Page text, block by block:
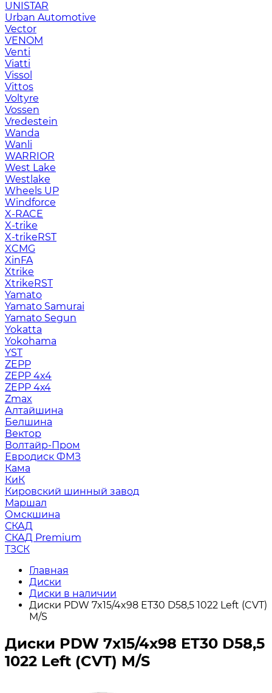
UNISTAR
Urban Automotive
Vector
VENOM
Venti
Viatti
Vissol
Vittos
Voltyre
Vossen
Vredestein
Wanda
Wanli
WARRIOR
West Lake
Westlake
Wheels UP
Windforce
X-RACE
X-trike
X-trikeRST
XCMG
XinFA
Xtrike
XtrikeRST
Yamato
Yamato Samurai
Yamato Segun
Yokatta
Yokohama
YST
ZEPP
ZEPP 4x4
ZEPP 4х4
Zmax
Алтайшина
Белшина
Вектор
Волтайр-Пром
Евродиск ФМЗ
Кама
КиК
Кировский шинный завод
Маршал
Омскшина
СКАД
СКАД Premium
ТЗСК
Главная
Диски
Диски в наличии
Диски PDW 7x15/4x98 ET30 D58,5 1022 Left (CVT)
M/S
Диски PDW 7x15/4x98 ET30 D58,5
1022 Left (CVT) M/S